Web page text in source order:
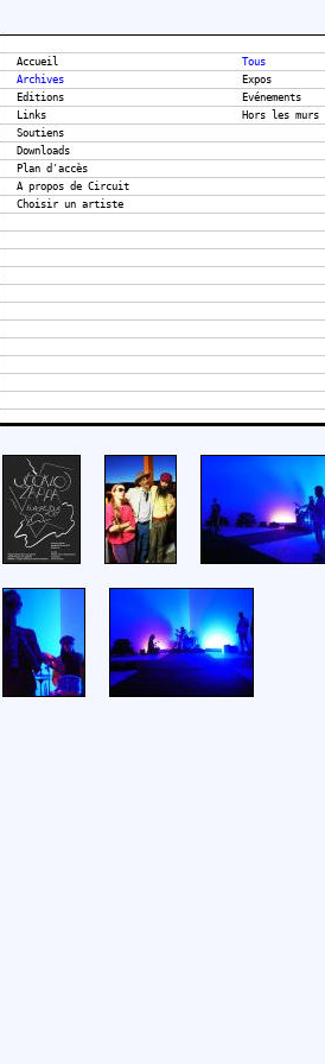
Accueil
Archives
Editions
Links
Soutiens
Downloads
Plan d'accès
A propos de Circuit
Tous
Expos
Evénements
Hors les murs